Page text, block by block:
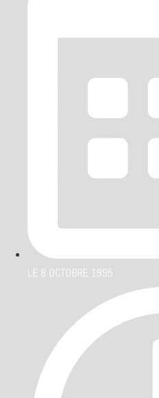
LE 8 OCTOBRE 1995